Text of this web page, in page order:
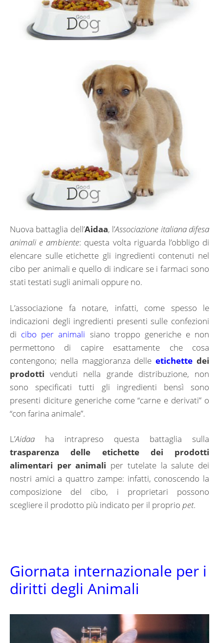
Nuova battaglia dell’Aidaa, l’Associazione italiana difesa
animali e ambiente: questa volta riguarda l’obbligo di
elencare sulle etichette gli ingredienti contenuti nel
cibo per animali e quello di indicare se i farmaci sono
stati testati sugli animali oppure no.
L’associazione fa notare, infatti, come spesso le
indicazioni degli ingredienti presenti sulle confezioni
di cibo per animali siano troppo generiche e non
permettono di capire esattamente che cosa
contengono; nella maggioranza delleetichette dei
prodotti venduti nella grande distribuzione, non
sono specificati tutti gli ingredienti bensì sono
presenti diciture generiche come “carne e derivati” o
“con farina animale”.
L’Aidaa ha intrapreso questa battaglia sulla
trasparenza delle etichette dei prodotti
alimentari per animali per tutelate la salute dei
nostri amici a quattro zampe: infatti, conoscendo la
composizione del cibo, i proprietari possono
scegliere il prodotto più indicato per il proprio pet.
Giornata internazionale per i
diritti degli Animali